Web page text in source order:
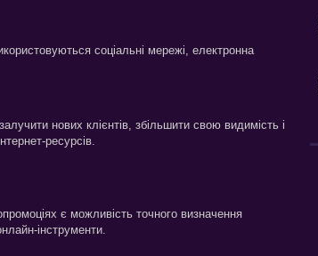
соціальні мережі, електронна
нових клієнтів, збільшити свою видимість і
ресурсів.
є можливість точного визначення
інструменти.